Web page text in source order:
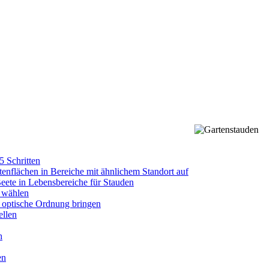
Schritten
in Bereiche mit ähnlichem Standort auf
in Lebensbereiche für Stauden
Ordnung bringen